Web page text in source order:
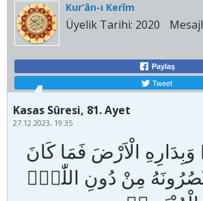
Kur’ân-ı Kerîm
Üyelik Tarihi: 2020
Paylaş
Tweet
Kasas Sûresi, 81. Ayet
27.12.2023, 19:35
الْاَرْضَ فَمَا كَانَ
مِنْ دُونِ اللّٰهِۗ